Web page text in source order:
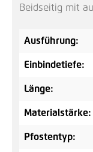
Beidseitig mit
Ausführung:
Einbindetiefe:
Länge:
Materialstärke:
Pfostentyp: